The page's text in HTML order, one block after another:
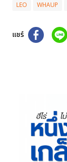
LEO WHAUP
แชร์